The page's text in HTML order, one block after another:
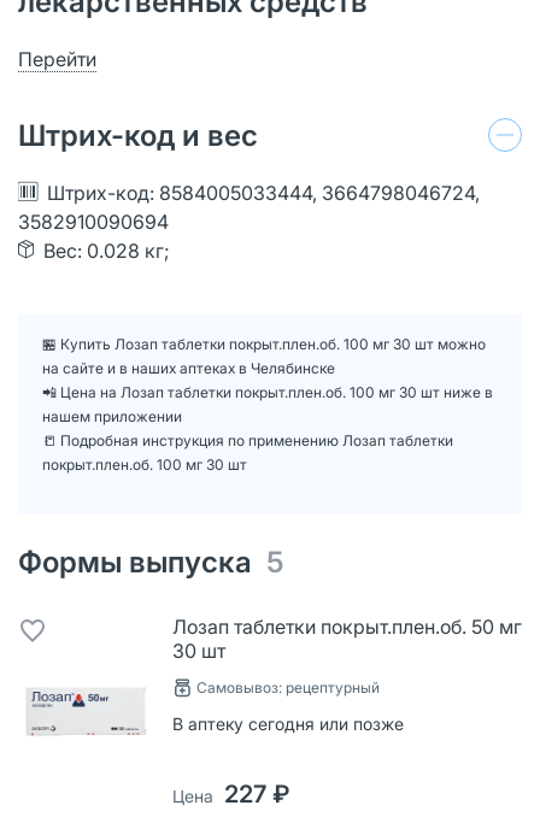
Перейти
Штрих-код и вес
Штрих-код: 8584005033444, 3664798046724,
3582910090694
Вес: 0.028 кг;
🏪 Купить Лозап таблетки покрыт.плен.об. 100 мг 30 шт можно
на сайте и в наших аптеках в Челябинске
📲 Цена на Лозап таблетки покрыт.плен.об. 100 мг 30 шт ниже в
нашем приложении
📒 Подробная инструкция по применению Лозап таблетки
покрыт.плен.об. 100 мг 30 шт
Формы выпуска 5
Лозап таблетки покрыт.плен.об. 50 мг
30 шт
Самовывоз: рецептурный
В аптеку сегодня или позже
Цена 227 ₽